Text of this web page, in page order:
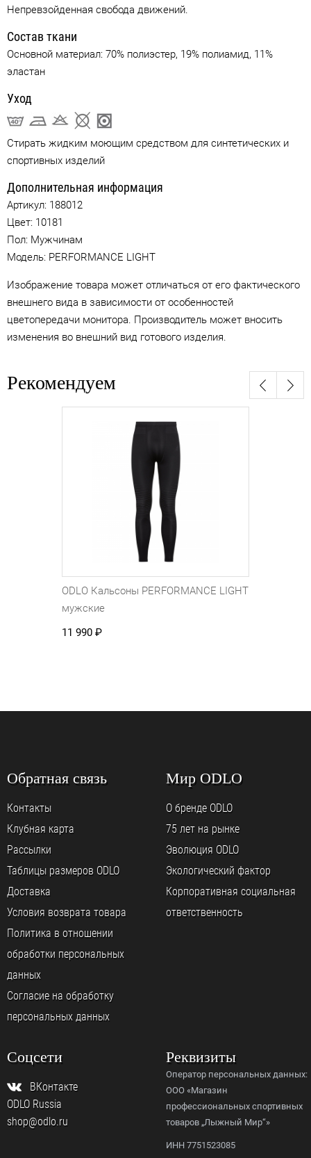
Непревзойденная свобода движений.
Состав ткани
Основной материал: 70% полиэстер, 19% полиамид, 11%
эластан
Уход
Стирать жидким моющим средством для синтетических и
спортивных изделий
Дополнительная информация
Артикул: 188012
Цвет: 10181
Пол: Мужчинам
Модель: PERFORMANCE LIGHT
Изображение товара может отличаться от его фактического
внешнего вида в зависимости от особенностей
цветопередачи монитора. Производитель может вносить
изменения во внешний вид готового изделия.
Рекомендуем
ODLO Кальсоны PERFORMANCE LIGHT
мужские
11 990 ₽
Обратная связь
Контакты
Клубная карта
Рассылки
Таблицы размеров ODLO
Доставка
Условия возврата товара
Политика в отношении
обработки персональных
данных
Согласие на обработку
персональных данных
Мир ODLO
О бренде ODLO
75 лет на рынке
Эволюция ODLO
Экологический фактор
Корпоративная социальная
ответственность
Соцсети
ВКонтакте
ODLO Russia
shop@odlo.ru
Реквизиты
Оператор персональных данных:
ООО «Магазин
профессиональных спортивных
товаров „Лыжный Мир“»
ИНН 7751523085